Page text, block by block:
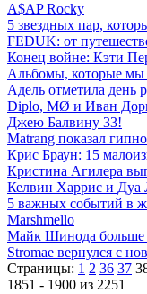
A$AP Rocky
5 звездных пар,
FEDUK: от
Конец войне: Кэти
Альбомы, которые
Адель отметила день
Diplo, MØ и Иван
Джею Балвину 33!
Matrang показал
Крис Браун: 15
Кристина Агилера
Келвин Харрис и Дуа
5 важных событий в
Marshmello
Майк Шинода больше
Stromae вернулся с
Страницы: 1 2 36 37
1851 - 1900 из 2251